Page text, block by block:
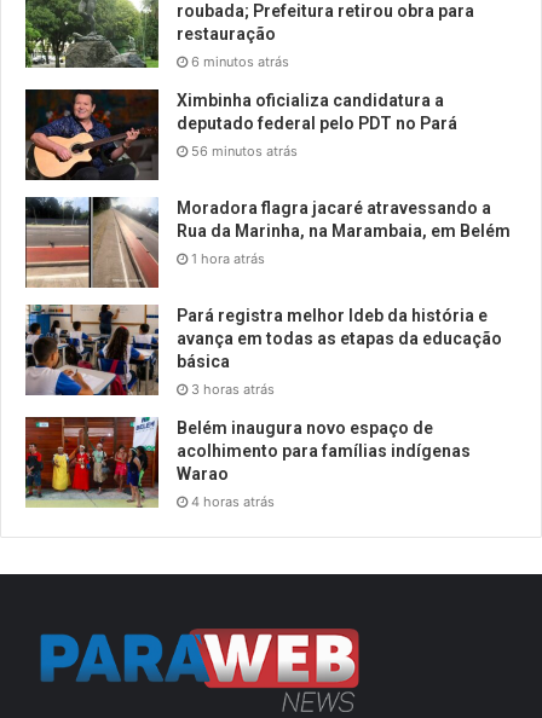
roubada; Prefeitura retirou obra para
restauração
6 minutos atrás
Ximbinha oficializa candidatura a
deputado federal pelo PDT no Pará
56 minutos atrás
Moradora flagra jacaré atravessando a
Rua da Marinha, na Marambaia, em Belém
1 hora atrás
Pará registra melhor Ideb da história e
avança em todas as etapas da educação
básica
3 horas atrás
Belém inaugura novo espaço de
acolhimento para famílias indígenas
Warao
4 horas atrás